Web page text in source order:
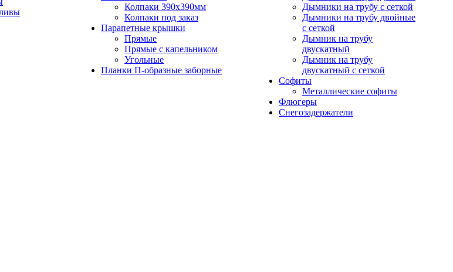
Колпаки 390х390мм
Колпаки под заказ
Парапетные крышки
Прямые
Прямые с капельником
Угольные
Планки П-образные заборные
Дымники на трубу с сеткой
Дымники на трубу двойные
с сеткой
Дымник на трубу
двускатный
Дымник на трубу
двускатный с сеткой
Софиты
Металлические софиты
Флюгеры
Снегозадержатели